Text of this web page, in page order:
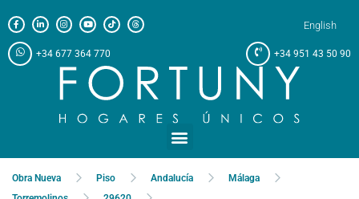
English
+34 677 364 770 +34 951 43 50 90
Obra Nueva Piso Andalucía
Málaga